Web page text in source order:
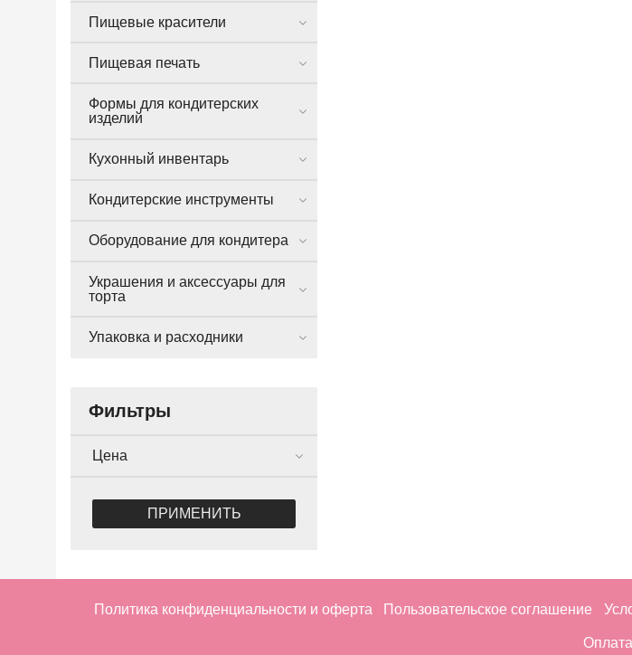
Пищевые красители
Пищевая печать
Формы для кондитерских
изделий
Кухонный инвентарь
Кондитерские инструменты
Оборудование для кондитера
Украшения и аксессуары для
торта
Упаковка и расходники
Фильтры
Цена
ПРИМЕНИТЬ
Политика конфиденциальности и оферта Пользовательское соглашение
Оплата